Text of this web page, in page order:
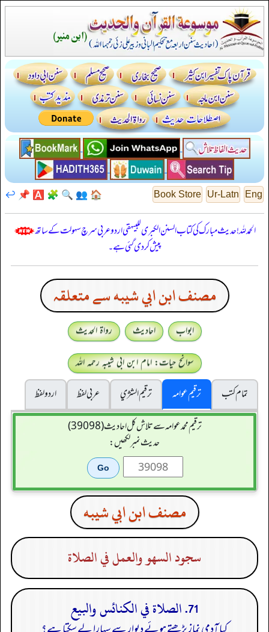
Eng
Ur-Latn
Book Store
🏠
👥
🔍
🧩
🅰️
📌
↩️
الحمدللہ! حدیث مبارک کی کتاب السنن الكبرى للبيهقي اردو عربی سرچ سہولت کے ساتھ
پیش کر دی گئی ہے۔
مصنف ابن ابي شيبه سے متعلقہ
ابواب احادیث
رواۃ الحدیث
سوانح حیات: امام ابن ابی شیبہ رحمہ اللہ
تمام کتب
ترقیم عوامہ ترقيم الشژي عربی لفظ
اردو لفظ
ترقیم محمدعوامہ سے تلاش کل احادیث (39098)
حدیث نمبر لکھیں:
مصنف ابن ابي شيبه
سجود السهو والعمل في الصلاة
71. الصلاة في الكنائس والبيع